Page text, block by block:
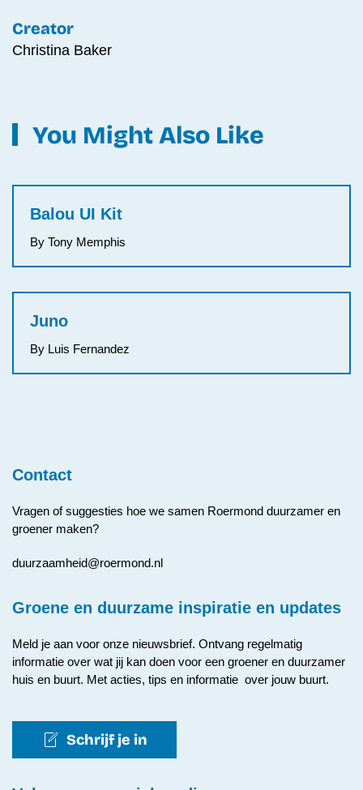
Creator
Christina Baker
You Might Also Like
Balou UI Kit
By Tony Memphis
Juno
By Luis Fernandez
Contact
Vragen of suggesties hoe we samen Roermond duurzamer en
groener maken?
duurzaamheid@roermond.nl
Groene en duurzame inspiratie en updates
Meld je aan voor onze nieuwsbrief. Ontvang regelmatig
informatie over wat jij kan doen voor een groener en duurzamer
huis en buurt. Met acties, tips en informatie over jouw buurt.
Schrijf je in